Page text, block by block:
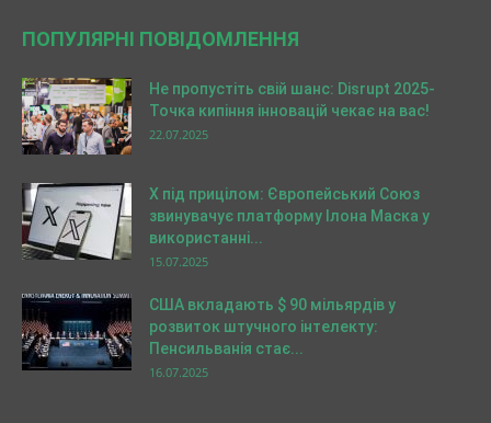
ПОПУЛЯРНІ ПОВІДОМЛЕННЯ
Не пропустіть свій шанс: Disrupt 2025-
Точка кипіння інновацій чекає на вас!
22.07.2025
X під прицілом: Європейський Союз
звинувачує платформу Ілона Маска у
використанні...
15.07.2025
США вкладають $ 90 мільярдів у
розвиток штучного інтелекту:
Пенсильванія стає...
16.07.2025